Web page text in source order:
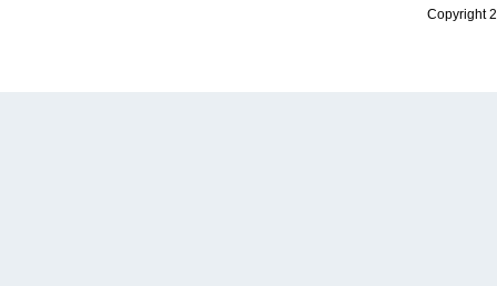
Copyright